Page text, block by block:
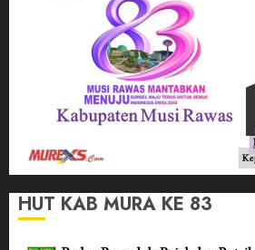
HUT KAB MURA KE 83